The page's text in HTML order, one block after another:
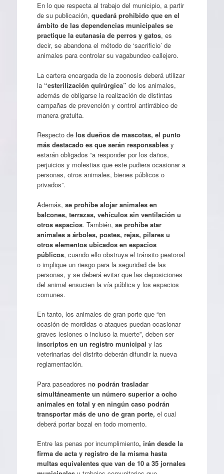
En lo que respecta al trabajo del municipio, a partir
de su publicación, quedará prohibido que en el
ámbito de las dependencias municipales se
practique la eutanasia de perros y gatos, es
decir, se abandona el método de ‘sacrificio’ de
animales para controlar su vagabundeo callejero.
La cartera encargada de la zoonosis deberá utilizar
la “esterilización quirúrgica” de los animales,
además de obligarse la realización de distintas
campañas de prevención y control antirrábico de
manera gratuita.
Respecto de los dueños de mascotas, el punto
más destacado es que serán responsables y
estarán obligados “a responder por los daños,
perjuicios y molestias que este pudiera ocasionar a
personas, otros animales, bienes públicos o
privados”.
Además, se prohíbe alojar animales en
balcones, terrazas, vehículos sin ventilación u
otros espacios. También, se prohíbe atar
animales a árboles, postes, rejas, pilares u
otros elementos ubicados en espacios
públicos, cuando ello obstruya el tránsito peatonal
o implique un riesgo para la seguridad de las
personas, y se deberá evitar que las deposiciones
del animal ensucien la vía pública y los espacios
comunes.
En tanto, los animales de gran porte que “en
ocasión de mordidas o ataques puedan ocasionar
graves lesiones o incluso la muerte”, deben ser
inscriptos en un registro municipal y las
veterinarias del distrito deberán difundir la nueva
reglamentación.
Para paseadores no podrán trasladar
simultáneamente un número superior a ocho
animales en total y en ningún caso podrán
transportar más de uno de gran porte, el cual
deberá portar bozal en todo momento.
Entre las penas por incumplimiento, irán desde la
firma de acta y registro de la misma hasta
multas equivalentes que van de 10 a 35 jornales